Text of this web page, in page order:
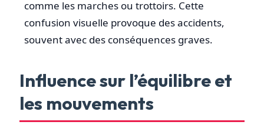
comme les marches ou trottoirs. Cette
confusion visuelle provoque des accidents,
souvent avec des conséquences graves.
Influence sur l’équilibre et
les mouvements